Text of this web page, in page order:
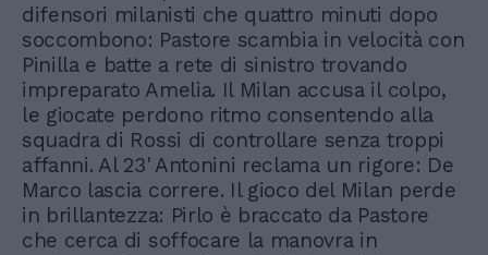
difensori milanisti che quattro minuti dopo
soccombono: Pastore scambia in velocità con
Pinilla e batte a rete di sinistro trovando
impreparato Amelia. Il Milan accusa il colpo,
le giocate perdono ritmo consentendo alla
squadra di Rossi di controllare senza troppi
affanni. Al 23' Antonini reclama un rigore: De
Marco lascia correre. Il gioco del Milan perde
in brillantezza: Pirlo è braccato da Pastore
che cerca di soffocare la manovra in